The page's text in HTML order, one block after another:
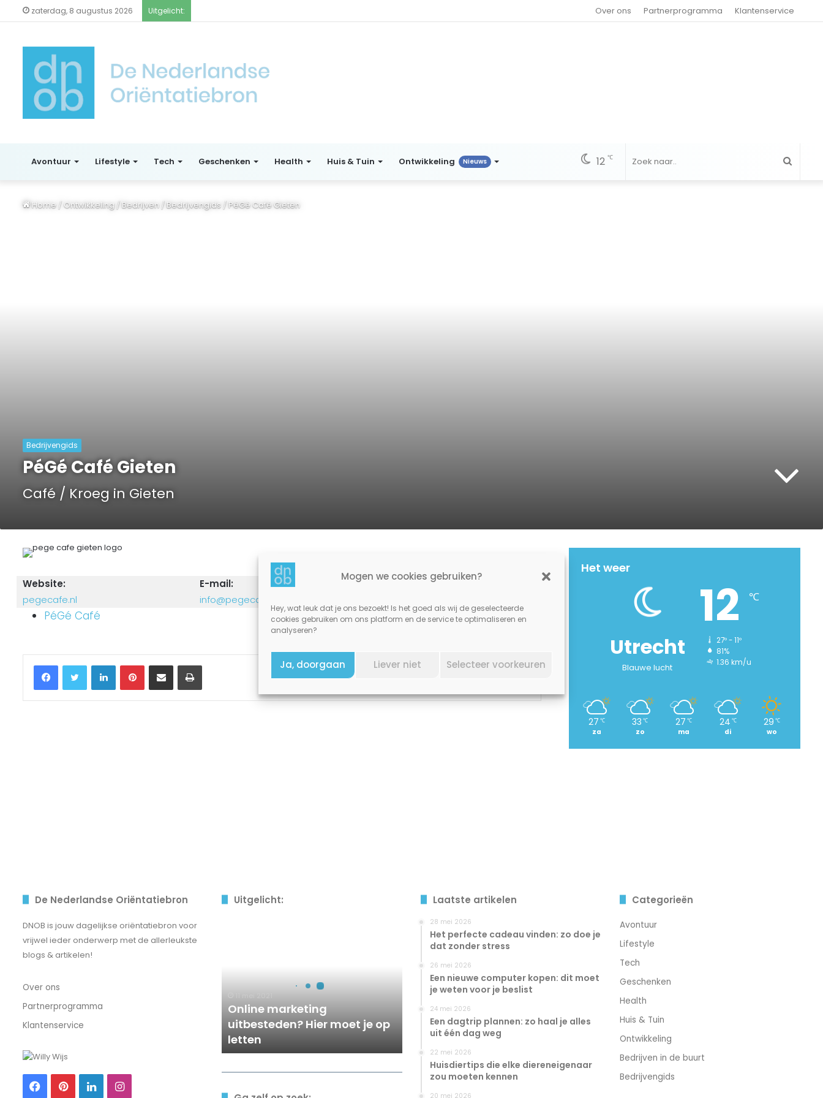
Mogen we cookies gebruiken?
Hey, wat leuk dat je ons bezoekt! Is het goed als wij de geselecteerde
cookies gebruiken om ons platform en de service te optimaliseren en
analyseren?
Ja, doorgaan Liever niet Selecteer voorkeuren
zaterdag, 8 augustus 2026 Uitgelicht: Over ons Partnerprogramma Klantenservice
Avontuur Lifestyle Tech Geschenken Health Huis & Tuin Ontwikkeling Nieuws 12 ℃
Home /Ontwikkeling/Bedrijven /Bedrijvengids /PéGé Café Gieten
Bedrijvengids
PéGé Café Gieten
Café / Kroeg in Gieten
Website:
pegecafe.nl
E-mail:
info@pegecafe.nl
Telefoonnummer:
PéGé Café
FacebookTwitter LinkedInPinterestDelen via Email Printen
Het weer
Utrecht
Blauwe lucht
12 ℃
27º - 11º
81%
1.36 km/u
27 ℃
za
33 ℃
zo
27 ℃
ma
24 ℃
di
29 ℃
wo
De Nederlandse Oriëntatiebron
DNOB is jouw dagelijkse oriëntatiebron voor
vrijwel ieder onderwerp met de allerleukste
blogs & artikelen!
Over ons
Partnerprogramma
Klantenservice
Facebook
PinterestLinkedInInstagram
Uitgelicht:
op
letten
Online marketing
uitbesteden? Hier moet je op
letten
Laatste artikelen
28 mei 2026
Het perfecte cadeau vinden: zo doe je
dat zonder stress
26 mei 2026
Een nieuwe computer kopen: dit moet
je weten voor je beslist
24 mei 2026
Een dagtrip plannen: zo haal je alles
uit één dag weg
22 mei 2026
Huisdiertips die elke diereneigenaar
zou moeten kennen
20 mei 2026
Categorieën
Avontuur
Lifestyle
Tech
Geschenken
Health
Huis & Tuin
Ontwikkeling
Bedrijven in de buurt
Bedrijvengids